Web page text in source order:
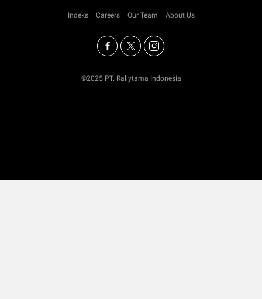
Indeks Careers Our Team About Us
©2025 PT. Rallytama Indonesia